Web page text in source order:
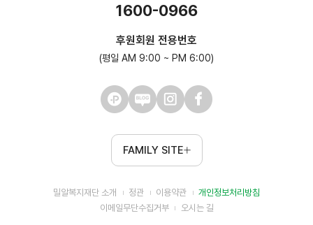
1600-0966
후원회원 전용번호
(평일 AM 9:00 ~ PM 6:00)
FAMILY SITE
밀알복지재단 소개 정관 이용약관
개인정보처리방침
이메일무단수집거부
오시는 길